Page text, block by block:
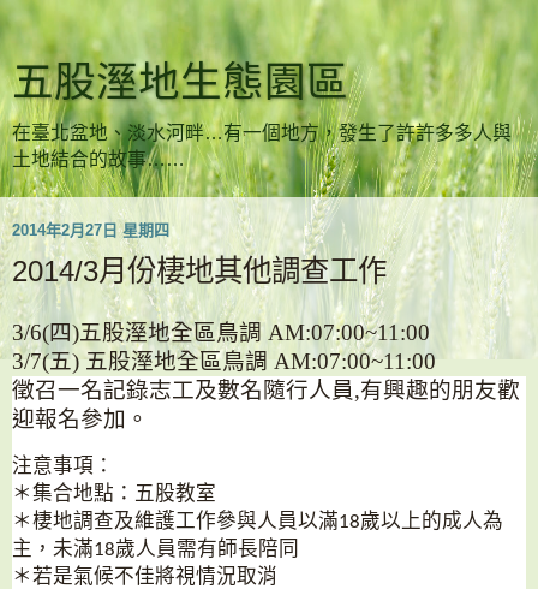
五股溼地生態園區
在臺北盆地、淡水河畔…有一個地方，發生了許許多多人與
土地結合的故事……
2014年2月27日 星期四
2014/3月份棲地其他調查工作
3/6(四)五股溼地全區鳥調 AM:07:00~11:00
3/7(五)五股溼地全區鳥調 AM:07:00~11:00
徵召一名記錄志工及數名隨行人員,有興趣的朋友歡
迎報名參加。
注意事項：
＊集合地點：五股教室
＊棲地調查及維護工作參與人員以滿18歲以上的成人為
主，未滿18歲人員需有師長陪同
＊若是氣候不佳將視情況取消